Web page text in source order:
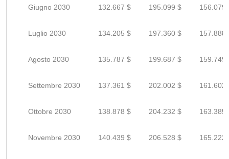
Giugno 2030 132.667 $ 195.099 $ 156.079
Luglio 2030 134.205 $ 197.360 $ 157.888
Agosto 2030 135.787 $ 199.687 $ 159.749
Settembre 2030 137.361 $ 202.002 $ 161.602
Ottobre 2030 138.878 $ 204.232 $ 163.385
Novembre 2030 140.439 $ 206.528 $ 165.222